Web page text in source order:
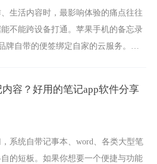
生活内容时，最影响体验的痛点往往
不能跨设备打通。苹果手机的备忘录
牌自带的便签绑定自家的云服务。而
容？好用的笔记app软件分享
系统自带记事本、word、各类大型笔
的短板。如果你想要一个便捷与功能